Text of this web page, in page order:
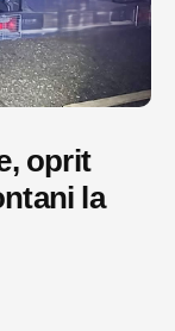
oprit
la